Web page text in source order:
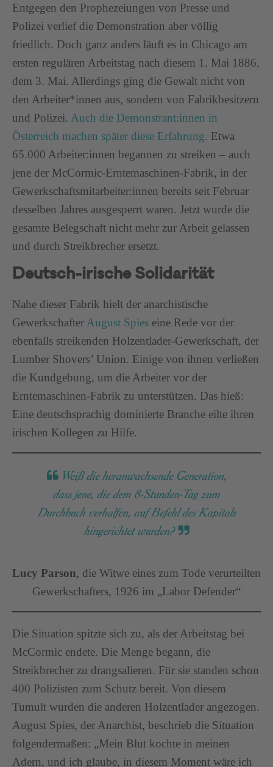
Entgegen den Prophezeiungen von Presse und
Polizei verlief die Demonstration aber völlig
friedlich. Doch ganz anders läuft es in Chicago am
ersten regulären Arbeitstag nach diesem 1. Mai 1886,
dem 3. Mai. Allerdings ging die Gewalt nicht von
den Arbeiter*innen aus, sondern von Fabrikbesitzern
und Polizei. Auch die Demonstrant:innen in
Österreich machen später diese Erfahrung. Etwa
65.000 Arbeiter:innen begannen zu streiken – auch
jene der McCormic-Erntemaschinen-Fabrik, in der
Gewerkschaftsmitarbeiter:innen bereits seit Februar
desselben Jahres ausgesperrt waren. Jetzt wurde die
gesamte Belegschaft nicht mehr zur Arbeit gelassen
und durch Streikbrecher ersetzt.
Deutsch-irische Solidarität
Nahe dieser Fabrik hielt der anarchistische
Gewerkschafter August Spies eine Rede vor der
ebenfalls streikenden Holzentlader-Gewerkschaft, der
Lumber Shovers’ Union. Einige von ihnen verließen
die Kundgebung, um die Arbeiter vor der
Erntemaschinen-Fabrik zu unterstützen. Das hieß:
Eine deutschsprachig dominierte Branche eilte ihren
irischen Kollegen zu Hilfe.
Weiß die heranwachsende Generation,
dass jene, die dem 8-Stunden-Tag zum
Durchbuch verhalfen, auf Befehl des Kapitals
hingerichtet wurden?
Lucy Parson, die Witwe eines zum Tode verurteilten
Gewerkschafters, 1926 im „Labor Defender“
Die Situation spitzte sich zu, als der Arbeitstag bei
McCormic endete. Die Menge begann, die
Streikbrecher zu drangsalieren. Für sie standen schon
400 Polizisten zum Schutz bereit. Von diesem
Tumult wurden die anderen Holzentlader angezogen.
August Spies, der Anarchist, beschrieb die Situation
folgendermaßen: „Mein Blut kochte in meinen
Adern, und ich glaube, in diesem Moment wäre ich